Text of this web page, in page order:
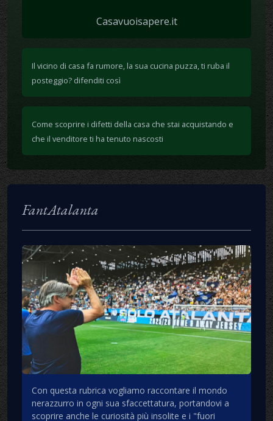
Casavuoisapere.it
Il vicino di casa fa rumore, la sua cucina puzza, ti ruba il
posteggio? difenditi così
Come scoprire i difetti della casa che stai acquistando e
che il venditore ti ha tenuto nascosti
FantAtalanta
Con questa rubrica vogliamo raccontare il mondo
nerazzurro in ogni sua sfaccettatura, portandovi a
scoprire anche le curiosità più insolite e i "fuori